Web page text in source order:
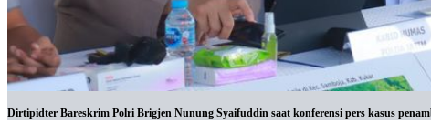
Dirtipidter Bareskrim Polri Brigjen Nunung Syaifuddin saat konferensi pers kasus